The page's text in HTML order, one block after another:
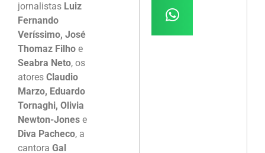
jornalistas Luiz
Fernando
Veríssimo, José
Thomaz Filho e
Seabra Neto, os
atores Claudio
Marzo, Eduardo
Tornaghi, Olivia
Newton-Jones e
Diva Pacheco, a
cantora Gal